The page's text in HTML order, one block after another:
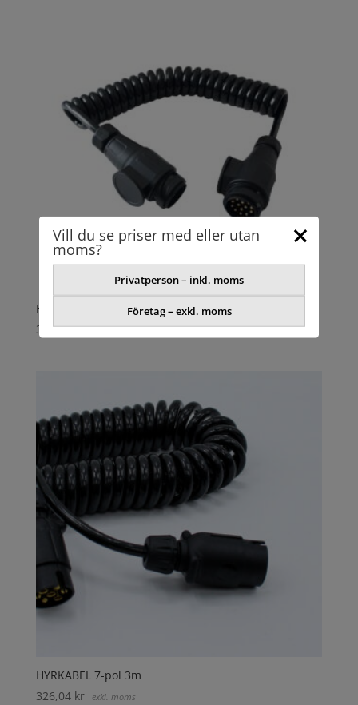
HYRKABEL 13 POL 3M
350,35kr exkl. moms
HYRKABEL 7-pol 3m
326,04 kr exkl. moms
Vill du se priser med eller utan
moms?
Privatperson – inkl. moms
Företag – exkl. moms